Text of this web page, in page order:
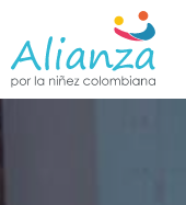
Inicio